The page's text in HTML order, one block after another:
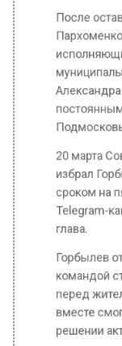
Александра
постоянным
20 марта
избрал
сроком на
Telegram-
глава.
Горбылев
командой
перед
вместе